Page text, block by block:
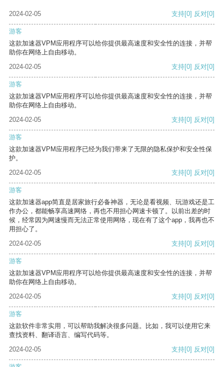
2024-02-05 支持[0] 反对[0]
游客
这款加速器VPM应用程序可以给你提供最高速度和安全性的连接，并帮
助你在网络上自由移动。
2024-02-05
支持[0] 反对[0]
游客
这款加速器VPM应用程序可以给你提供最高速度和安全性的连接，并帮
助你在网络上自由移动。
2024-02-05
支持[0] 反对[0]
游客
这款加速器VPM应用程序已经为我们带来了无限的隐私保护和安全性保
护。
2024-02-05
支持[0] 反对[0]
游客
这款加速器app简直是居家旅行必备神器，无论是看视频、玩游戏还是工
作办公，都能畅享高速网络，再也不用担心网速卡顿了。以前出差的时
候，经常因为网速慢而无法正常使用网络，现在有了这个app，我再也不
用担心了。
2024-02-05
支持[0] 反对[0]
游客
这款加速器VPM应用程序可以给你提供最高速度和安全性的连接，并帮
助你在网络上自由移动。
2024-02-05
支持[0] 反对[0]
游客
这款软件非常实用，可以帮助我解决很多问题。比如，我可以使用它来
查找资料、翻译语言、编写代码等。
2024-02-05
支持[0] 反对[0]